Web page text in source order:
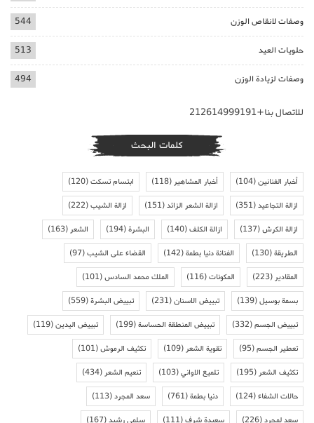
وصفات لانقاص الوزن 544
حلويات العيد 513
وصفات لزيادة الوزن 494
للاتصال بنا+212614999191
كلمات البحث
أخبار الفنانين(104) أخبار المشاهير(118) ابتسام تسكت(120)
ازالة التجاعيد(351) ازالة الشعر الزائد(151) ازالة الشيب(222)
ازالة الكرش(137) ازالة الكلف(140) البشرة(194) الشعر(163)
الطريقة(130) الفنانة دنيا بطمة(142) القضاء على الشيب(97)
المقادير(223) المكونات(116) الملك محمد السادس(101)
بسمة بوسيل(139) تبييض الاسنان(231) تبييض البشرة(559)
تبييض الجسم(332) تبييض المنطقة الحساسة(199) تبييض اليدين(119)
تعطير الجسم(95) تقوية الشعر(109) تكثيف الرموش(101)
تكثيف الشعر(195) تلميع الاواني(103) تنعيم الشعر(434)
حالات الشفاء(124) دنيا بطمة(761) سعد المجرد(113)
سعد لمجرد(226) سعيدة شرف(111) سلمى رشيد(167)